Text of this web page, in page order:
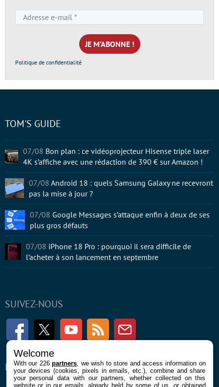
e-
mail
*
Politique de confidentialité
SUIVEZ-NOUS
FacebookTwitter Youtube RSS Newsletter
ENTREPRISE À PROPOS
TOM'S GUIDE
07/08 Bon plan : ce vidéoprojecteur Hisense triple laser
4K s’affiche avec une rédaction de 390 € sur Amazon !
07/08 Android 18 : quels Samsung Galaxy ne recevront
pas la mise à jour ?
07/08 Google Messages s’attaque enfin à deux de ses
plus gros défauts
07/08 iPhone 18 Pro : pourquoi il sera difficile de
l’acheter à son lancement en septembre
Welcome
With our 226partners , we wish to store and access information on
your devices (cookies, pixels in emails, etc.), combine and share
your personal data with our partners, whether collected on this
website or in our emails, already held by some of us, or obtained